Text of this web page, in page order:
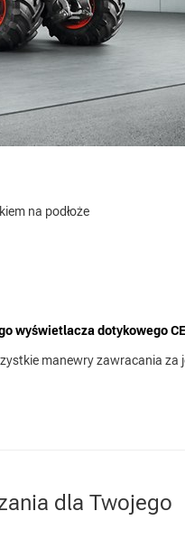
na podłoże
wyświetlacza dotykowego
manewry zawracania za
dla Twojego